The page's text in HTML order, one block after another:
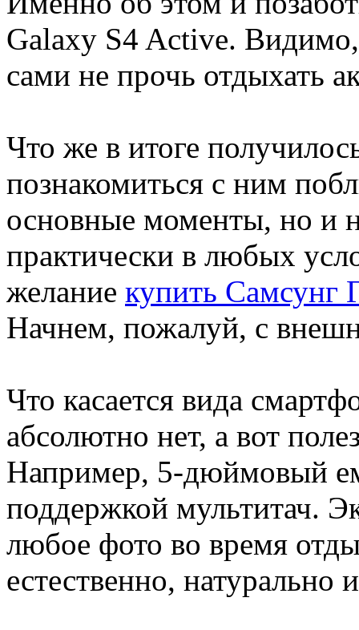
Galaxy S4 Active. Видимо,
сами не прочь отдыхать
Что же в итоге
познакомиться с ним
основные моменты, но и
практически в любых
желание купить Самсунг
Начнем, пожалуй, с
Что касается вида
абсолютно нет, а вот
Например, 5-дюймовый
поддержкой мультитач.
любое фото во время
естественно, натурально